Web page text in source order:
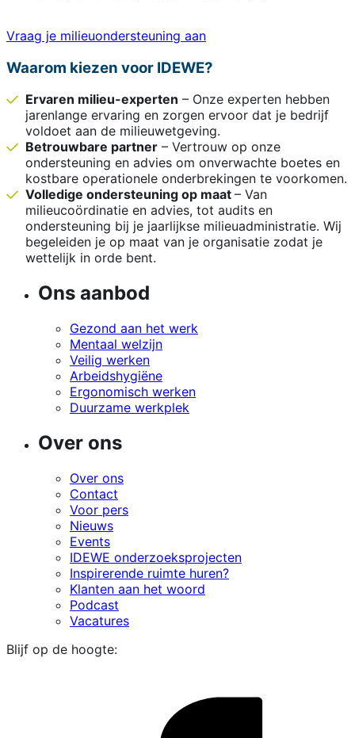
Vraag je milieuondersteuning aan
Waarom kiezen voor IDEWE?
Ervaren milieu-experten – Onze experten hebben
jarenlange ervaring en zorgen ervoor dat je bedrijf
voldoet aan de milieuwetgeving.
Betrouwbare partner – Vertrouw op onze
ondersteuning en advies om onverwachte boetes en
kostbare operationele onderbrekingen te voorkomen.
Volledige ondersteuning op maat – Van
milieucoördinatie en advies, tot audits en
ondersteuning bij je jaarlijkse milieuadministratie. Wij
begeleiden je op maat van je organisatie zodat je
wettelijk in orde bent.
Ons aanbod
Gezond aan het werk
Mentaal welzijn
Veilig werken
Arbeidshygiëne
Ergonomisch werken
Duurzame werkplek
Over ons
Over ons
Contact
Voor pers
Nieuws
Events
IDEWE onderzoeksprojecten
Inspirerende ruimte huren?
Klanten aan het woord
Podcast
Vacatures
Blijf op de hoogte: